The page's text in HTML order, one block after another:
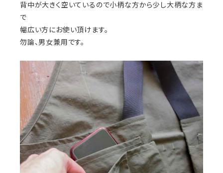
背中が大きく空いているので小柄な方から少し大柄な方ま
で
幅広い方にお使い頂けます。
勿論、男女兼用です。